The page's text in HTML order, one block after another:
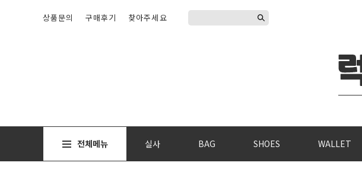
상품문의 구매후기 찾아주세요
전체메뉴 실사 BAG SHOES WALLET